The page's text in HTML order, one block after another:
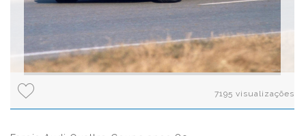
7195 visualizações